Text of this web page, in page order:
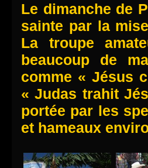
Le dimanche de
sainte par la
La troupe
beaucoup de
comme « Jésus
« Judas trahit
portée par les
et hameaux